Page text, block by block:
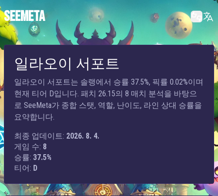
SEEMETA
일라오이 서포트
일라오이 서포트는 솔랭에서 승률 37.5%, 픽률 0.02%이며
현재 티어 D입니다. 패치 26.15의 8 매치 분석을 바탕으
로 SeeMeta가 종합 스탯, 역할, 난이도, 라인 상대 승률을
요약합니다.
최종 업데이트: 2026. 8. 4.
게임 수: 8
승률: 37.5%
티어: D